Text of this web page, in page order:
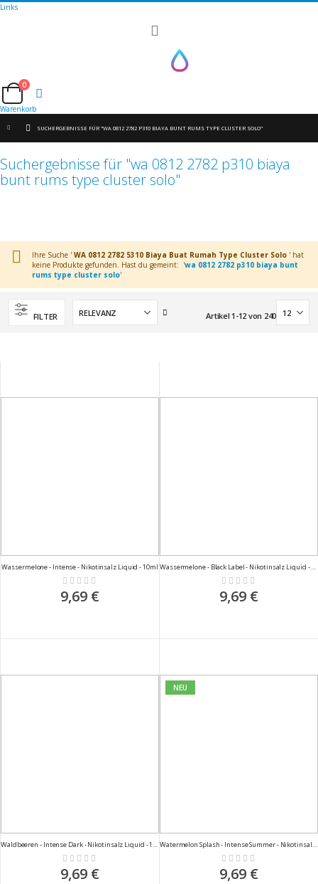
Links
Cart
0
Warenkorb
SUCHERGEBNISSE FÜR "WA 0812 2782 P310 BIAYA BUNT RUMS TYPE CLUSTER SOLO"
Suchergebnisse für "wa 0812 2782 p310 biaya
bunt rums type cluster solo"
Ihre Suche ' WA 0812 2782 5310 Biaya Buat Rumah Type Cluster Solo ' hat
keine Produkte gefunden. Hast du gemeint: 'wa 0812 2782 p310 biaya bunt
rums type cluster solo'
FILTER
AufsteigendArtikel 1 -12 von 240
Wassermelone - Intense - Nikotinsalz Liquid - 10ml
Rating:
0%
9,69 €
Wassermelone - Black Label - Nikotinsalz Liquid - 10ml
Rating:
0%
9,69 €
Waldbeeren - Intense Dark - Nikotinsalz Liquid - 10ml
Rating:
0%
9,69 €
NEU
Watermelon Splash - Intense Summer - Nikotinsalz Liquid - 10ml
Rating:
0%
9,69 €